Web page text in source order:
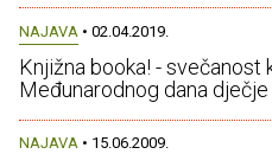
NAJAVA • 02.04.2019.
Knjižna booka! - svečanost
Međunarodnog dana dječje
NAJAVA • 15.06.2009.